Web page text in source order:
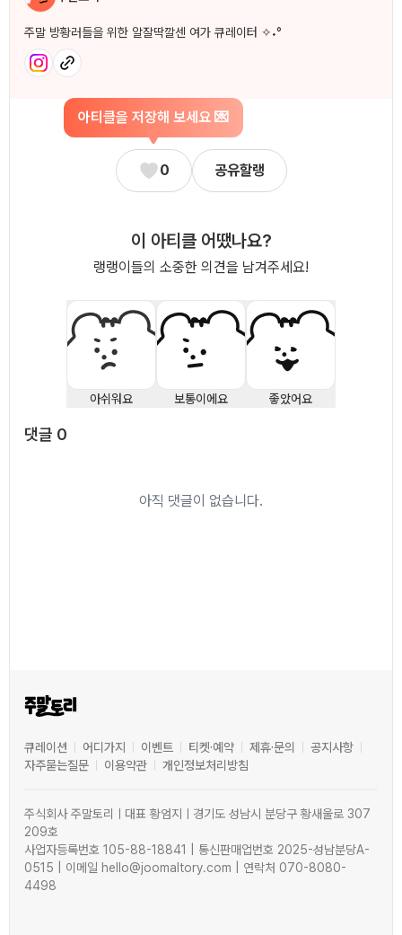
주말 방황러들을 위한 알잘딱깔센 여가 큐레이터 ✧˖°
아티클을 저장해 보세요 💌
0 공유할랭
이 아티클 어땠나요?
랭랭이들의 소중한 의견을 남겨주세요!
아쉬워요 보통이에요 좋았어요
댓글 0
아직 댓글이 없습니다.
큐레이션 어디가지 이벤트 티켓·예약 제휴·문의
공지사항
자주묻는질문
이용약관 개인정보처리방침
주식회사 주말토리ㅣ대표 황엄지ㅣ경기도 성남시 분당구 황새울로 307
209호
사업자등록번호 105-88-18841 | 통신판매업번호 2025-성남분당A-
0515 | 이메일 hello@joomaltory.com | 연락처 070-8080-
4498